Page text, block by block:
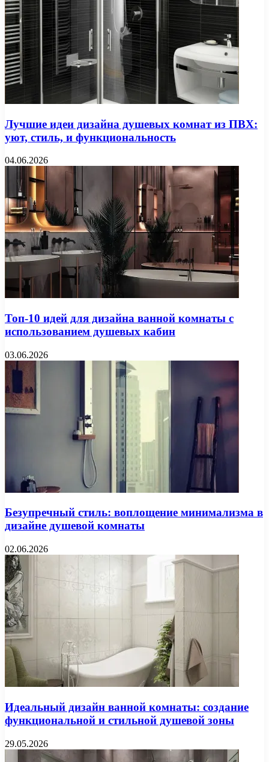
Лучшие идеи дизайна душевых комнат из ПВХ:
уют, стиль, и функциональность
04.06.2026
Топ-10 идей для дизайна ванной комнаты с
использованием душевых кабин
03.06.2026
Безупречный стиль: воплощение минимализма в
дизайне душевой комнаты
02.06.2026
Идеальный дизайн ванной комнаты: создание
функциональной и стильной душевой зоны
29.05.2026